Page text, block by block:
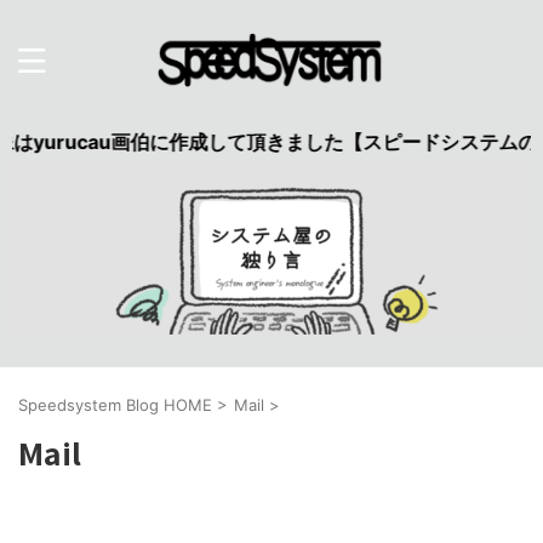
画伯に作成して頂きました【スピードシステムのペ
Speedsystem Blog HOME > Mail >
Mail